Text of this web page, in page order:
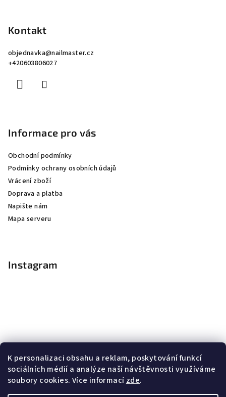
K personalizaci obsahu a reklam, poskytování funkcí
sociálních médií a analýze naší návštěvnosti využíváme
soubory cookies. Více informacízde.
Kontakt
objednavka@nailmaster.cz
+420603806027
Informace pro vás
Obchodní podmínky
Podmínky ochrany osobních údajů
Vrácení zboží
Doprava a platba
Napište nám
Mapa serveru
Instagram